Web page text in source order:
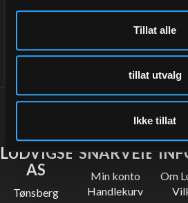
Tillat alle
tillat utvalg
Ikke tillat
LUDVIGSEN
AS
Tønsberg
SNARVEIER
Min konto
Handlekurv
Om